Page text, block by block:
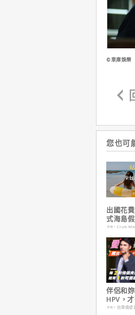
©車庫娛樂
您也可
出國花
式海島
定食宿
省心！
PR・Club
伴侶和
HPV，
妳！
PR・台灣癌症